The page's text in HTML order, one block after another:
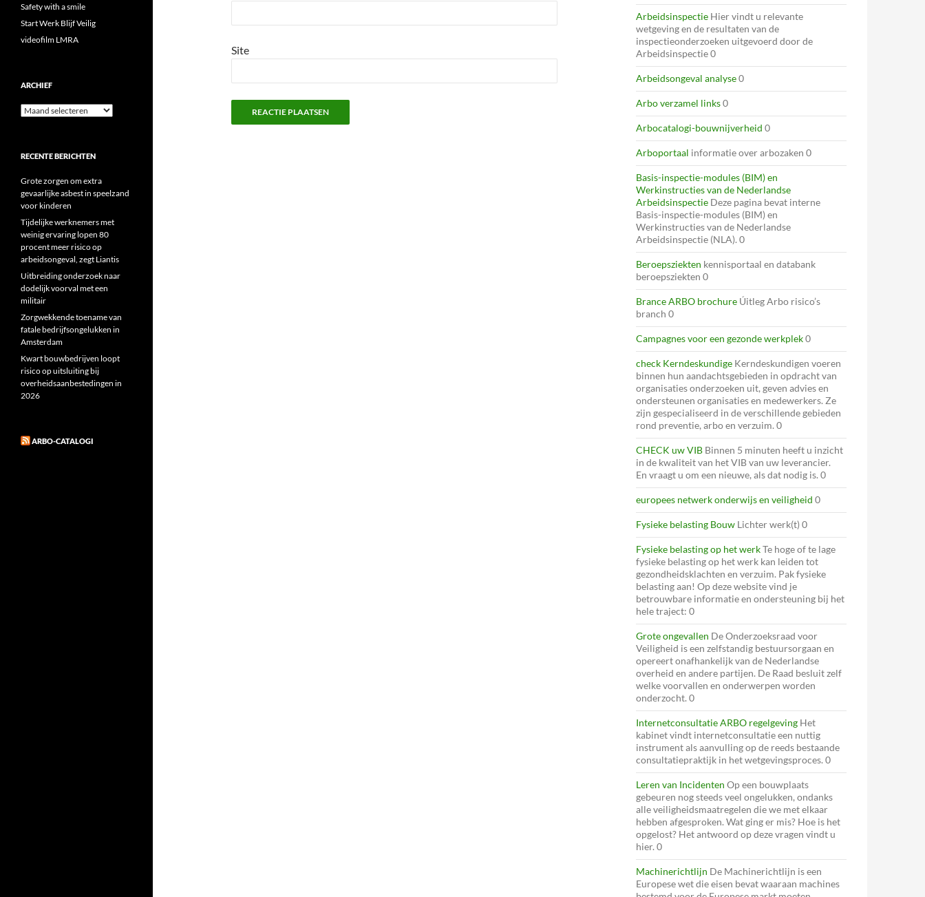
Site
Arbeidsinspectie Hier vindt u relevante
wetgeving en de resultaten van de
inspectieonderzoeken uitgevoerd door de
Arbeidsinspectie 0
Arbeidsongeval analyse0
Arbo verzamel links0
Arbocatalogi-bouwnijverheid 0
Arboportaal informatie over arbozaken 0
Basis-inspectie-modules (BIM) en
Werkinstructies van de Nederlandse
Arbeidsinspectie Deze pagina bevat interne
Basis-inspectie-modules (BIM) en
Werkinstructies van de Nederlandse
Arbeidsinspectie (NLA). 0
Beroepsziekten kennisportaal en databank
beroepsziekten 0
Brance ARBO brochure Úitleg Arbo risico’s
branch 0
Campagnes voor een gezonde werkplek0
check Kerndeskundige Kerndeskundigen voeren
binnen hun aandachtsgebieden in opdracht van
organisaties onderzoeken uit, geven advies en
ondersteunen organisaties en medewerkers. Ze
zijn gespecialiseerd in de verschillende gebieden
rond preventie, arbo en verzuim. 0
CHECK uw VIB Binnen 5 minuten heeft u inzicht
in de kwaliteit van het VIB van uw leverancier.
En vraagt u om een nieuwe, als dat nodig is. 0
europees netwerk onderwijs en veiligheid 0
Fysieke belasting Bouw Lichter werk(t) 0
Fysieke belasting op het werkTe hoge of te lage
fysieke belasting op het werk kan leiden tot
gezondheidsklachten en verzuim. Pak fysieke
belasting aan! Op deze website vind je
betrouwbare informatie en ondersteuning bij het
hele traject: 0
Grote ongevallen De Onderzoeksraad voor
Veiligheid is een zelfstandig bestuursorgaan en
opereert onafhankelijk van de Nederlandse
overheid en andere partijen. De Raad besluit zelf
welke voorvallen en onderwerpen worden
onderzocht. 0
Internetconsultatie ARBO regelgeving Het
kabinet vindt internetconsultatie een nuttig
instrument als aanvulling op de reeds bestaande
consultatiepraktijk in het wetgevingsproces. 0
Leren van Incidenten Op een bouwplaats
gebeuren nog steeds veel ongelukken, ondanks
alle veiligheidsmaatregelen die we met elkaar
hebben afgesproken. Wat ging er mis? Hoe is het
opgelost? Het antwoord op deze vragen vindt u
hier. 0
Machinerichtlijn De Machinerichtlijn is een
Europese wet die eisen bevat waaraan machines
Safety with a smile
Start Werk Blijf Veilig
videofilm LMRA
ARCHIEF
Archief
RECENTE BERICHTEN
Grote zorgen om extra
gevaarlijke asbest in speelzand
voor kinderen
Tijdelijke werknemers met
weinig ervaring lopen 80
procent meer risico op
arbeidsongeval, zegt Liantis
Uitbreiding onderzoek naar
dodelijk voorval met een
militair
Zorgwekkende toename van
fatale bedrijfsongelukken in
Amsterdam
Kwart bouwbedrijven loopt
risico op uitsluiting bij
overheidsaanbestedingen in
2026
ARBO-CATALOGI